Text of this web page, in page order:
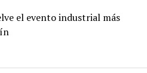
el evento industrial más